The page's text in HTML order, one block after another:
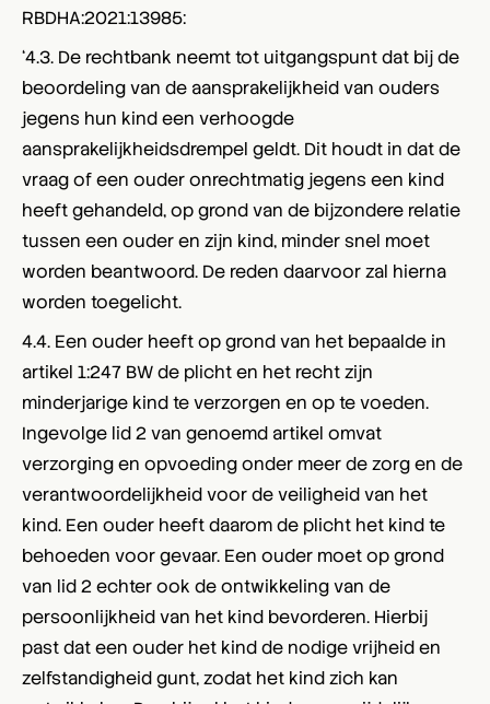
RBDHA:2021:13985:
‘4.3. De rechtbank neemt tot uitgangspunt dat bij de
beoordeling van de aansprakelijkheid van ouders
jegens hun kind een verhoogde
aansprakelijkheidsdrempel geldt. Dit houdt in dat de
vraag of een ouder onrechtmatig jegens een kind
heeft gehandeld, op grond van de bijzondere relatie
tussen een ouder en zijn kind, minder snel moet
worden beantwoord. De reden daarvoor zal hierna
worden toegelicht.
4.4. Een ouder heeft op grond van het bepaalde in
artikel 1:247 BW de plicht en het recht zijn
minderjarige kind te verzorgen en op te voeden.
Ingevolge lid 2 van genoemd artikel omvat
verzorging en opvoeding onder meer de zorg en de
verantwoordelijkheid voor de veiligheid van het
kind. Een ouder heeft daarom de plicht het kind te
behoeden voor gevaar. Een ouder moet op grond
van lid 2 echter ook de ontwikkeling van de
persoonlijkheid van het kind bevorderen. Hierbij
past dat een ouder het kind de nodige vrijheid en
zelfstandigheid gunt, zodat het kind zich kan